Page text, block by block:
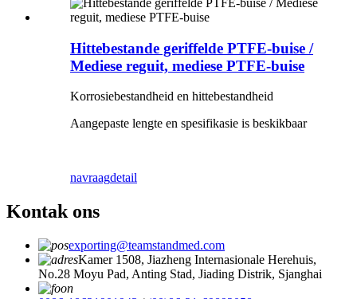
Hittebestande geriffelde PTFE-buise /
Mediese reguit, mediese PTFE-buise
Korrosiebestandheid en hittebestandheid
Aangepaste lengte en spesifikasie is beskikbaar
navraagdetail
Kontak ons
exporting@teamstandmed.com
Kamer 1508, Jiazheng Internasionale Herehuis,
No.28 Moyu Pad, Anting Stad, Jiading Distrik, Sjanghai